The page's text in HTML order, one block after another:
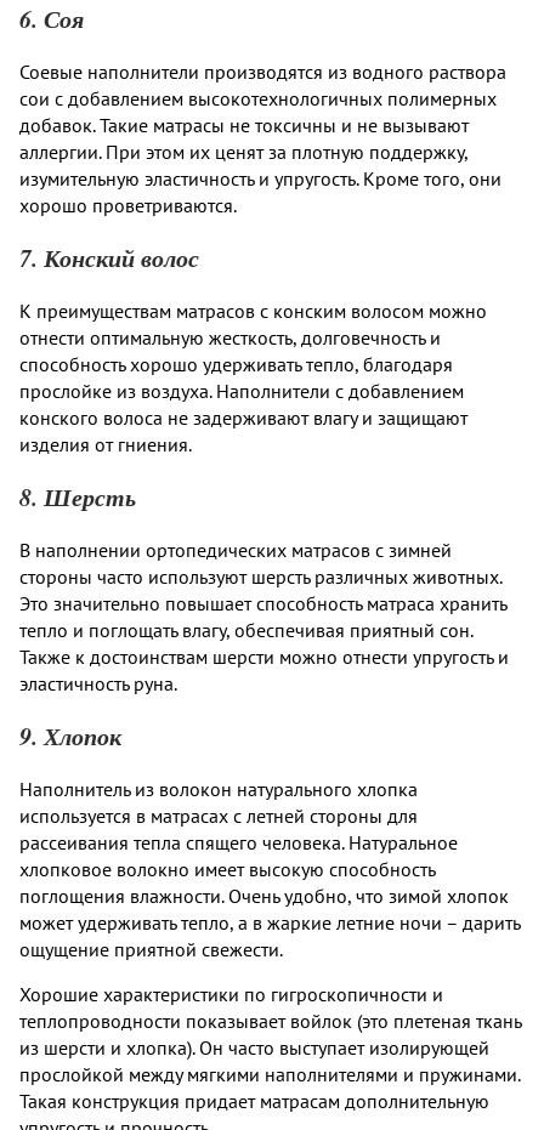
6. Соя
Соевые наполнители производятся из водного раствора
сои с добавлением высокотехнологичных полимерных
добавок. Такие матрасы не токсичны и не вызывают
аллергии. При этом их ценят за плотную поддержку,
изумительную эластичность и упругость. Кроме того, они
хорошо проветриваются.
7. Конский волос
К преимуществам матрасов с конским волосом можно
отнести оптимальную жесткость, долговечность и
способность хорошо удерживать тепло, благодаря
прослойке из воздуха. Наполнители с добавлением
конского волоса не задерживают влагу и защищают
изделия от гниения.
8. Шерсть
В наполнении ортопедических матрасов с зимней
стороны часто используют шерсть различных животных.
Это значительно повышает способность матраса хранить
тепло и поглощать влагу, обеспечивая приятный сон.
Также к достоинствам шерсти можно отнести упругость и
эластичность руна.
9. Хлопок
Наполнитель из волокон натурального хлопка
используется в матрасах с летней стороны для
рассеивания тепла спящего человека. Натуральное
хлопковое волокно имеет высокую способность
поглощения влажности. Очень удобно, что зимой хлопок
может удерживать тепло, а в жаркие летние ночи – дарить
ощущение приятной свежести.
Хорошие характеристики по гигроскопичности и
теплопроводности показывает войлок (это плетеная ткань
из шерсти и хлопка). Он часто выступает изолирующей
прослойкой между мягкими наполнителями и пружинами.
Такая конструкция придает матрасам дополнительную